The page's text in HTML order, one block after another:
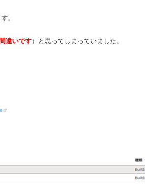
。
違いです）と思ってしまっていました。